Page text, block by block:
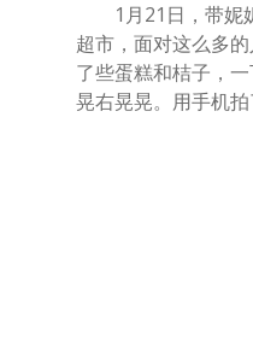
1月21日，带妮妮
超市，面对这么多
了些蛋糕和桔子，
晃右晃晃。用手机拍